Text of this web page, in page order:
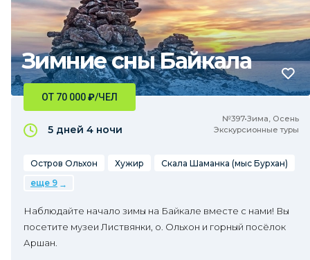
Зимние сны Байкала
№397•Зима, Осень
Экскурсионные туры
ОТ 70 000₽/ЧЕЛ
5 дней 4 ночи
Остров Ольхон Хужир
Скала Шаманка (мыс Бурхан)
еще 9
Наблюдайте начало зимы на Байкале вместе с нами! Вы
посетите музеи Листвянки, о. Ольхон и горный посёлок
Аршан.